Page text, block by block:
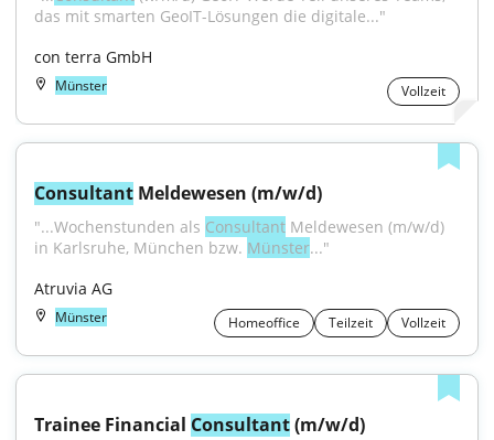
das mit smarten GeoIT-Lösungen die digitale..."
con terra GmbH
Münster Vollzeit
Consultant Meldewesen (m/w/d)
"...Wochenstunden als Consultant Meldewesen (m/w/d)
in Karlsruhe, München bzw. Münster..."
Atruvia AG
Münster Homeoffice Teilzeit Vollzeit
Trainee Financial Consultant (m/w/d)